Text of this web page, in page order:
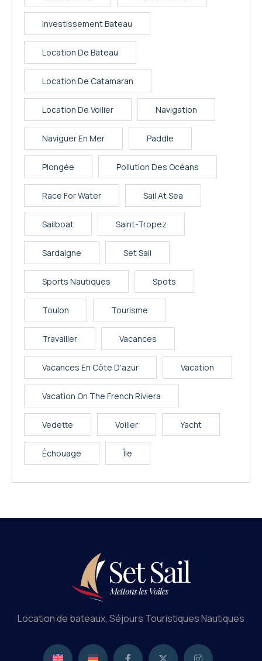
Investissement Bateau
Location De Bateau
Location De Catamaran
Location De Voilier Navigation
Naviguer En Mer Paddle
Plongée Pollution Des Océans
Race For Water Sail At Sea
Sailboat Saint-Tropez
Sardaigne Set Sail
Sports Nautiques Spots
Toulon Tourisme
Travailler Vacances
Vacances En Côte D'azur Vacation
Vacation On The French Riviera
Vedette Voilier Yacht
Échouage Île
Location de bateaux, Séjours Touristiques Nautiques